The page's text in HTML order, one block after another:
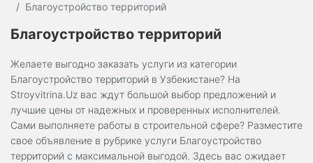
Благоустройство территорий
Благоустройство территорий
Желаете выгодно заказать услуги из категории
Благоустройство территорий в Узбекистане? На
Stroyvitrina.Uz вас ждут большой выбор предложений и
лучшие цены от надежных и проверенных исполнителей.
Сами выполняете работы в строительной сфере? Разместите
свое объявление в рубрике услуги Благоустройство
территорий с максимальной выгодой. Здесь вас ожидает